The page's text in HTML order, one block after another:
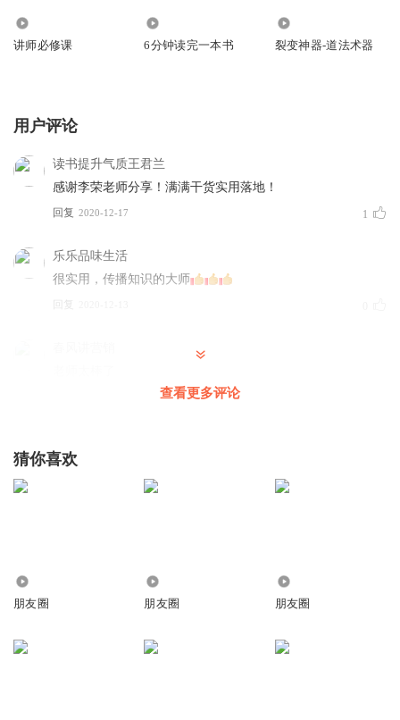
讲师必修课 6分钟读完一本书 裂变神器-道法术器
用户评论
读书提升气质王君兰
感谢李荣老师分享！满满干货实用落地！
回复 2020-12-17 1
乐乐品味生活
很实用，传播知识的大师
回复
查看更多评论
猜你喜欢
朋友圈 朋友圈 朋友圈